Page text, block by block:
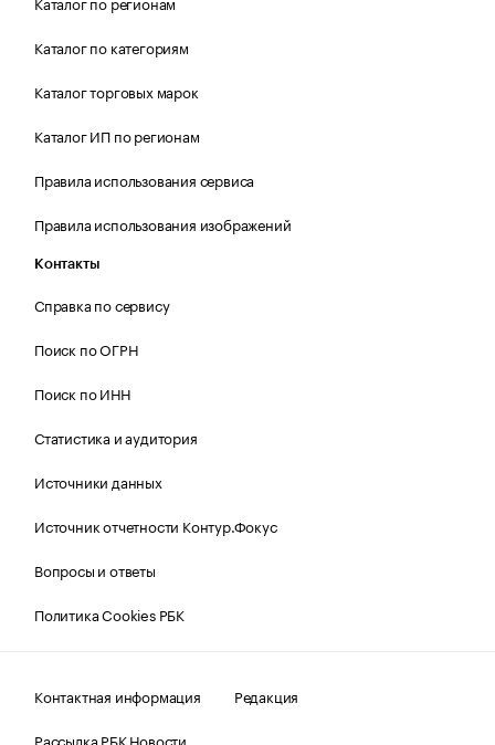
Каталог по категориям
Каталог торговых марок
Каталог ИП по регионам
Правила использования сервиса
Правила использования изображений
Контакты
Справка по сервису
Поиск по ОГРН
Поиск по ИНН
Статистика и аудитория
Источники данных
Источник отчетности Контур.Фокус
Вопросы и ответы
Политика Cookies РБК
Контактная информация
Редакция
Рассылка РБК Новости